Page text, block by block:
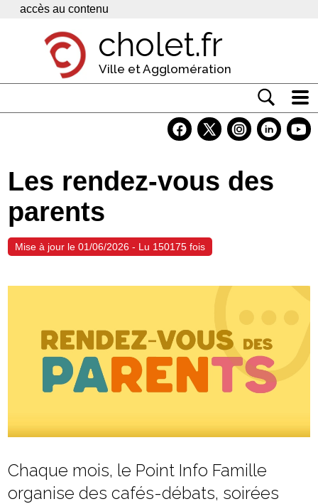
Panneau de gestion des cookies
accès au contenu
cholet.fr
Ville et Agglomération
Economie
Services
Contacts
Les rendez-vous des
parents
Mise à jour le 01/06/2026 - Lu 150175 fois
Chaque mois, le Point Info Famille
organise des cafés-débats, soirées